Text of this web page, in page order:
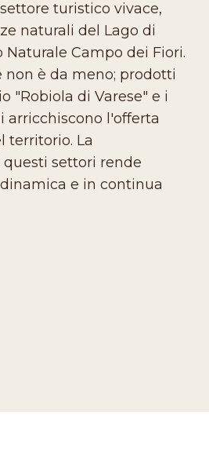
turistico vivace,
naturali del Lago di
Naturale Campo dei Fiori.
è da meno; prodotti
"Robiola di Varese" e i
arricchiscono l'offerta
territorio. La
settori rende
dinamica e in continua